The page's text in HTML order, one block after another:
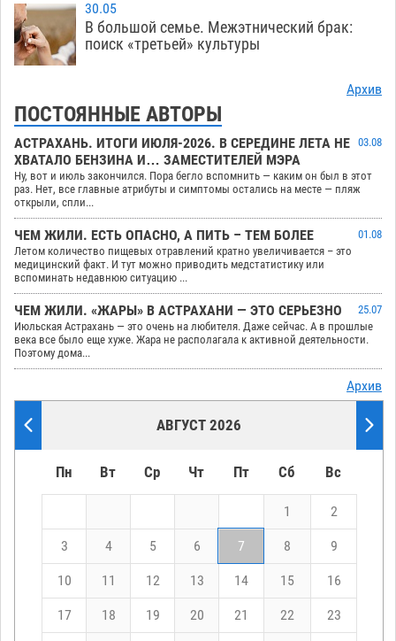
30.05
В большой семье. Межэтнический брак:
поиск «третьей» культуры
Архив
ПОСТОЯННЫЕ АВТОРЫ
АСТРАХАНЬ. ИТОГИ ИЮЛЯ-2026. В СЕРЕДИНЕ ЛЕТА НЕ
ХВАТАЛО БЕНЗИНА И… ЗАМЕСТИТЕЛЕЙ МЭРА
03.08
Ну, вот и июль закончился. Пора бегло вспомнить — каким он был в этот
раз. Нет, все главные атрибуты и симптомы остались на месте — пляж
открыли, спли...
ЧЕМ ЖИЛИ. ЕСТЬ ОПАСНО, А ПИТЬ – ТЕМ БОЛЕЕ
01.08
Летом количество пищевых отравлений кратно увеличивается – это
медицинский факт. И тут можно приводить медстатистику или
вспоминать недавнюю ситуацию ...
ЧЕМ ЖИЛИ. «ЖАРЫ» В АСТРАХАНИ — ЭТО СЕРЬЕЗНО
25.07
Июльская Астрахань — это очень на любителя. Даже сейчас. А в прошлые
века все было еще хуже. Жара не располагала к активной деятельности.
Поэтому дома...
Архив
АВГУСТ 2026
Пн Вт Ср Чт Пт Сб Вс
1 2
3 4 5 6 7 8 9
10 11 12 13 14 15 16
17 18 19 20 21 22 23